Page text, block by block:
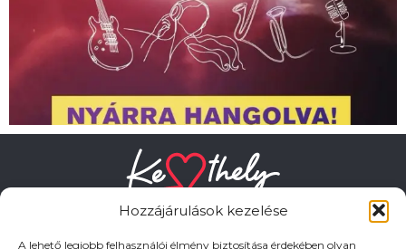
Hozzájárulások kezelése
A lehető legjobb felhasználói élmény biztosítása érdekében olyan